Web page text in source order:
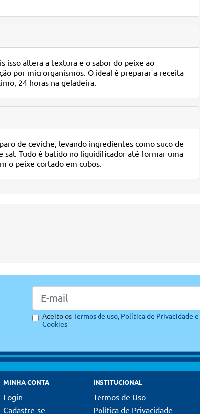
isso altera a textura e o sabor do peixe ao
por microrganismos. O ideal é preparar a receita
24 horas na geladeira.
de ceviche, levando ingredientes como suco de
sal. Tudo é batido no liquidificador até formar uma
o peixe cortado em cubos.
Aceito osTermos de uso, Política de Privacidade e
Cookies
MINHA CONTA
Login
Cadastre-se
INSTITUCIONAL
Termos de Uso
Política de Privacidade